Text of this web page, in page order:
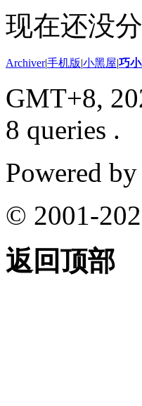
现在还没
Archiver|手机版|小黑屋|巧
GMT+8,
8 queries .
Powered by
© 2001-
返回顶部